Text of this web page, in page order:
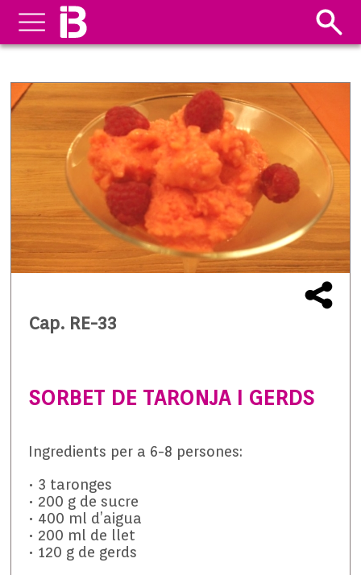
Cap. RE-33
SORBET DE TARONJA I GERDS
Ingredients per a 6-8 persones:
• 3 taronges
• 200 g de sucre
• 400 ml d’aigua
• 200 ml de llet
• 120 g de gerds